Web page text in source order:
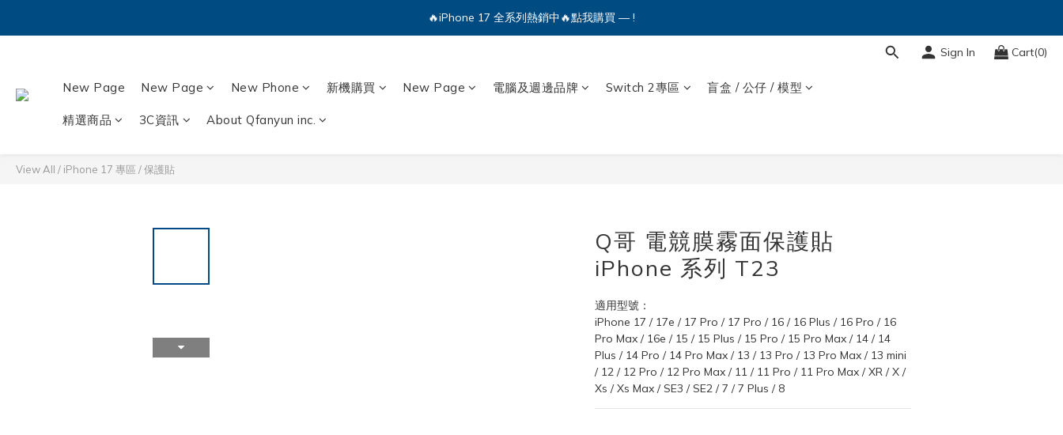
🔥iPhone 17 全系列熱銷中🔥點我購買 — !
💕加入Q哥 Line 新好友領優惠券！🎫
Sign In Cart(0)
New Page New Page New Phone 新機購買 New Page 電腦及週邊品牌 Switch 2專區 盲盒 / 公仔 / 模型
精選商品 3C資訊 About Qfanyun inc.
View All / iPhone 17 專區 /保護貼
Q哥 電競膜霧面保護貼
iPhone 系列 T23
適用型號：
iPhone 17 / 17e / 17 Pro / 17 Pro / 16 / 16 Plus / 16 Pro / 16
Pro Max / 16e / 15 / 15 Plus / 15 Pro / 15 Pro Max / 14 / 14
Plus / 14 Pro / 14 Pro Max / 13 / 13 Pro / 13 Pro Max / 13 mini
/ 12 / 12 Pro / 12 Pro Max / 11 / 11 Pro / 11 Pro Max / XR / X /
Xs / Xs Max / SE3 / SE2 / 7 / 7 Plus / 8